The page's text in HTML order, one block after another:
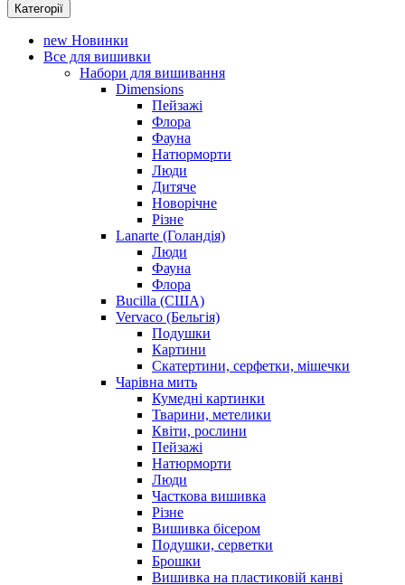
Категорії
new Новинки
Все для вишивки
Набори для вишивання
Dimensions
Пейзажі
Флора
Фауна
Натюрморти
Люди
Дитяче
Новорічне
Різне
Lanarte (Голандія)
Люди
Фауна
Флора
Bucilla (США)
Vervaco (Бельгія)
Подушки
Картини
Скатертини, серфетки, мішечки
Чарiвна мить
Кумедні картинки
Тварини, метелики
Квіти, рослини
Пейзажі
Натюрморти
Люди
Часткова вишивка
Різне
Вишивка бісером
Подушки, серветки
Брошки
Вишивка на пластиковій канві